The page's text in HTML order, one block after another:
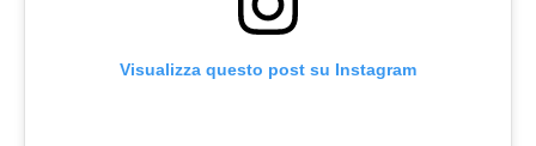
Visualizza questo post su Instagram